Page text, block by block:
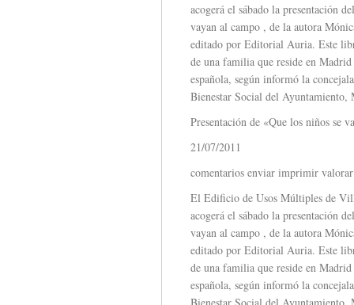
acogerá el sábado la presentación
vayan al campo , de la autora
editado por Editorial Auria. Este
de una familia que reside en
española, según informó la
Bienestar Social del Ayuntamiento,
Presentación de «Que los niños se
21/07/2011
comentarios enviar imprimir
El Edificio de Usos Múltiples de
acogerá el sábado la presentación
vayan al campo , de la autora
editado por Editorial Auria. Este
de una familia que reside en
española, según informó la